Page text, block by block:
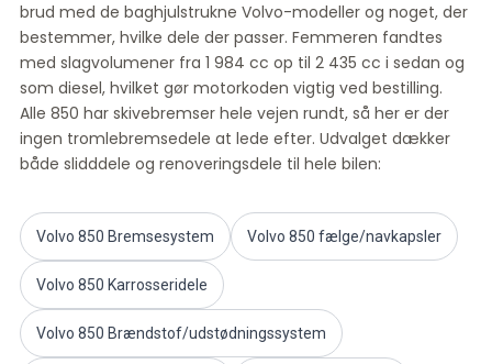
Volvo PV/Duett Forhjulsaffjedring
Volvo PV/Duett Interiørdele
Volvo PV/Duett Karrosseridele
Volvo PV/Duett Gearkasse/baghjulsaffjedring
Volvo PV/Duett Kølesystem
Volvo PV/Duett motordele
Volvo PV/Duett Diverse
Volvo PV/Duett Varme/friskluft
Volvo PV/Duett fælge/navkapsler
Volvo Amazon reservedele
Volvo Amazon Karrosseridele
Volvo Amazon Bremsesystem
Volvo Amazon Kølesystem
brud med de baghjulstrukne Volvo-modeller og noget, der
bestemmer, hvilke dele der passer. Femmeren fandtes
med slagvolumener fra 1 984 cc op til 2 435 cc i sedan og
som diesel, hvilket gør motorkoden vigtig ved bestilling.
Alle 850 har skivebremser hele vejen rundt, så her er der
ingen tromlebremsedele at lede efter. Udvalget dækker
både slidddele og renoveringsdele til hele bilen:
Volvo 850 Bremsesystem Volvo 850 fælge/navkapsler
Volvo 850 Karrosseridele
Volvo 850 Brændstof/udstødningssystem